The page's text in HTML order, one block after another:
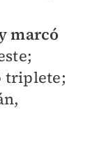
marcó
triplete;